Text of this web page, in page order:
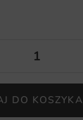
DO KOSZYKA